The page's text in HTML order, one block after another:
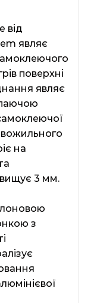
від
являє
поверхні
являє
на
3 мм.
з